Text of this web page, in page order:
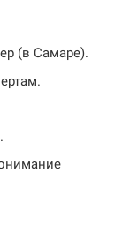
(в Самаре).